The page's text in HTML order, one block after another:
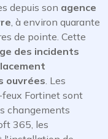
depuis son agence
, à environ quarante
de pointe. Cette
des incidents
ouvrées. Les
feux Fortinet sont
changements
365, les